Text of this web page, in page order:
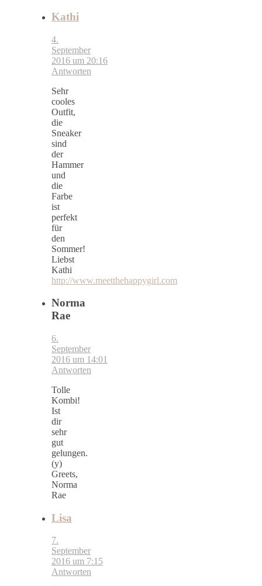
Kathi
4.
September
2016 um 20:16
Antworten
Sehr
cooles
Outfit,
die
Sneaker
sind
der
Hammer
und
die
Farbe
ist
perfekt
für
den
Sommer!
Liebst
Kathi
http://www.meetthehappygirl.com
Norma
Rae
6.
September
2016 um 14:01
Antworten
Tolle
Kombi!
Ist
dir
sehr
gut
gelungen.
(y)
Greets,
Norma
Rae
Lisa
7.
September
2016 um 7:15
Antworten